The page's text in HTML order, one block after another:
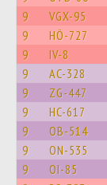
9 VGX-95
9 HÖ-727
9 IV-8
9 AC-328
9 ZG-447
9 HC-617
9 OB-514
9 ON-535
9 OI-85